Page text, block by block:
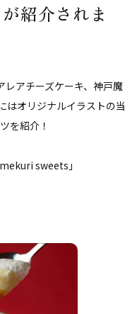
紹介されま
アチーズケーキ、神戸魔
はオリジナルイラストの当
を紹介！
sweets」